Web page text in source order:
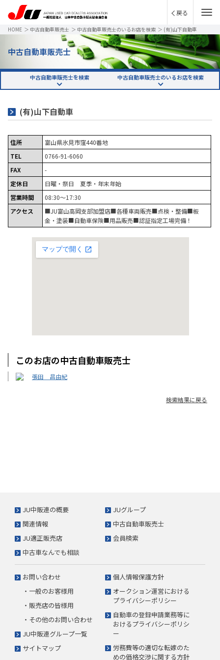
戻る
HOME ＞ 中古自動車販売士 ＞ 中古自動車販売士のいるお店を検索 ＞ (有)山下自動車
中古自動車販売士
中古自動車販売士を検索 中古自動車販売士のいるお店を検索
(有)山下自動車
住所
富山県氷見市窪440番地
TEL
0766-91-6060
FAX
-
定休日
日曜・祭日 夏季・年末年始
営業時間
08:30～17:30
アクセス
■JU富山高岡支部加盟店■各種車両販売■点検・整備■板
金・塗装■自動車保険■用品販売■認証指定工場完備！
このお店の中古自動車販売士
張田 昌由紀
検索結果に戻る
JU中販連の概要
JUグループ
関連情報
中古自動車販売士
JU適正販売店
会員検索
中古車なんでも相談
お問い合わせ
・一般のお客様用
・販売店の皆様用
・その他のお問い合わせ
JU中販連グループ一覧
サイトマップ
個人情報保護方針
オークション運営における
プライバシーポリシー
自動車の登録申請業務等に
おけるプライバシーポリシ
ー
労務費等の適切な転嫁のた
めの価格交渉に関する方針